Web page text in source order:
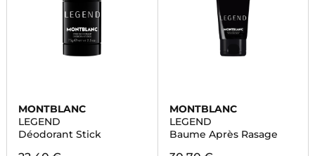
MONTBLANC
LEGEND
Déodorant Stick
MONTBLANC
LEGEND
Baume Après Rasage